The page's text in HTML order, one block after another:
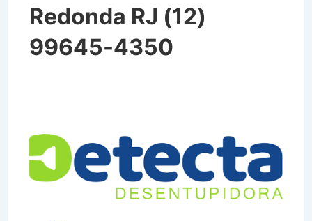
Redonda RJ (12)
99645-4350